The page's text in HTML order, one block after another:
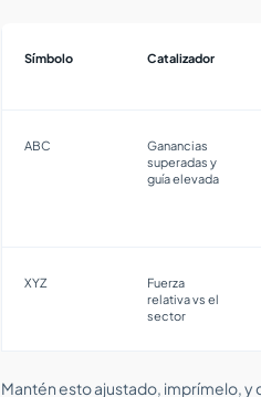
Símbolo Catalizador
ABC
Ganancias
superadas y
guía elevada
XYZ
Fuerza
relativa vs el
sector
Mantén esto ajustado, imprímelo, y